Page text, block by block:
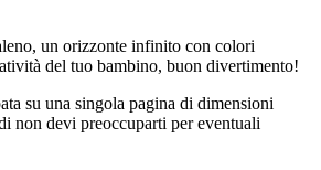
un orizzonte infinito con colori
del tuo bambino, buon divertimento!
su una singola pagina di dimensioni
non devi preoccuparti per eventuali